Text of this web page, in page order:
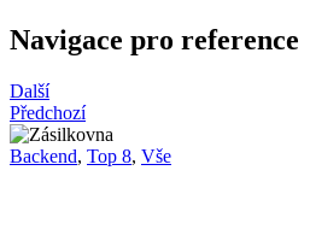
Navigace pro reference
Další
Předchozí
Backend, Top 8, Vše